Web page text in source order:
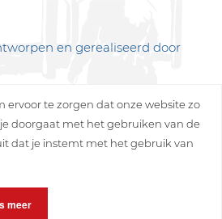
en gerealiseerd door
ervoor te zorgen dat onze website zo
doorgaat met het gebruiken van de
dat je instemt met het gebruik van
meer